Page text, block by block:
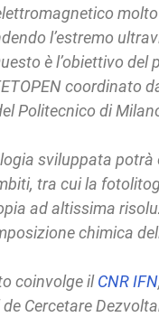
l’estremo
è l’obiettivo del
coordinato
Politecnico di
sviluppata potrà
tra cui la
ad altissima
chimica
coinvolge ilCNR IFN
Cercetare